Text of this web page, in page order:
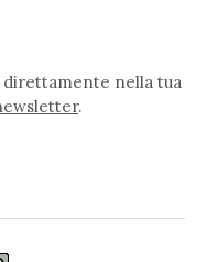
nella tua
.